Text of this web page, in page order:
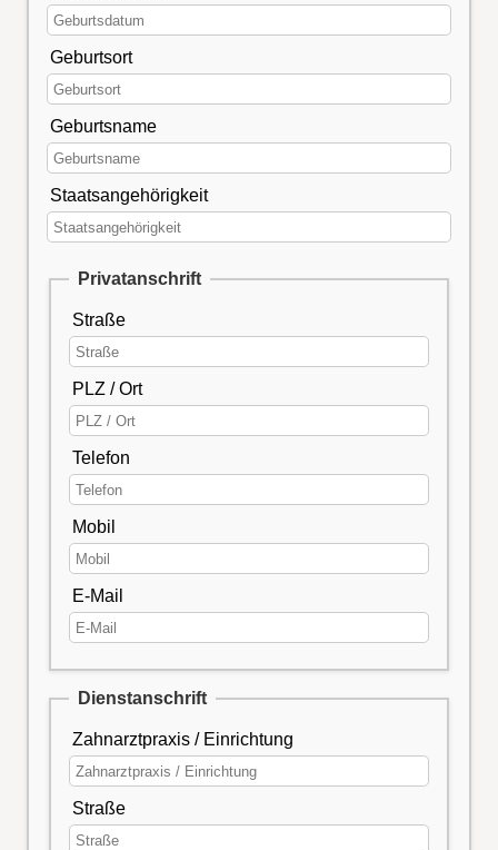
Geburtsort
Geburtsname
Staatsangehörigkeit
Privatanschrift
Straße
PLZ / Ort
Telefon
Mobil
E-Mail
Dienstanschrift
Zahnarztpraxis / Einrichtung
Straße